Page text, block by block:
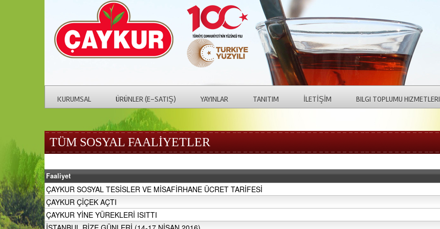
KURUMSAL ÜRÜNLER (E-SATIŞ) YAYINLAR TANITIM İLETİŞİM BILGI TOPLUMU HIZMETLERI
TÜM SOSYAL FAALİYETLER
Faaliyet
ÇAYKUR SOSYAL TESİSLER VE MİSAFİRHANE ÜCRET TARİFESİ
ÇAYKUR ÇİÇEK AÇTI
ÇAYKUR YİNE YÜREKLERİ ISITTI